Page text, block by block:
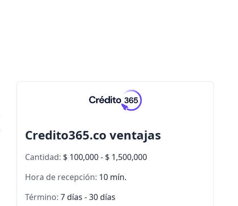
Credito365.co ventajas
Cantidad: $ 100,000 - $ 1,500,000
Hora de recepción: 10 mín.
Término:7 días - 30 días